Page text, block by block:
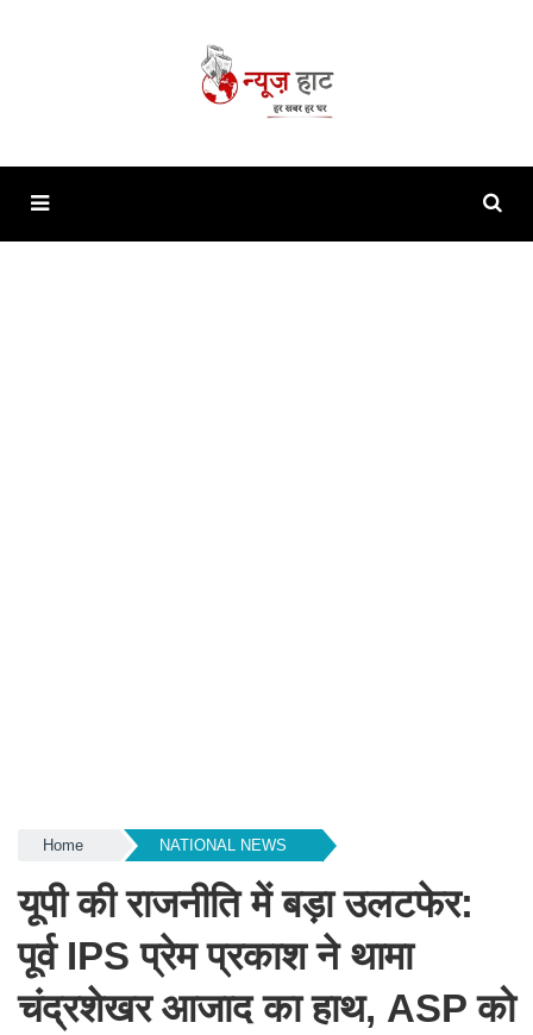
Home NATIONAL NEWS
यूपी की राजनीति में बड़ा उलटफेर:
पूर्व IPS प्रेम प्रकाश ने थामा
चंद्रशेखर आजाद का हाथ, ASP को